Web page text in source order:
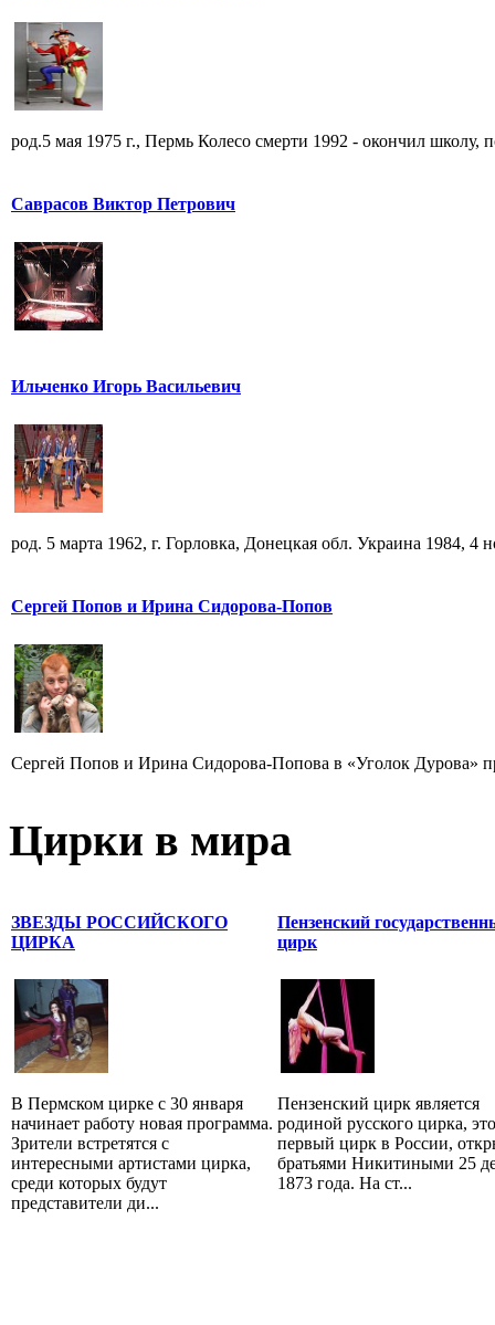
род.5 мая 1975 г., Пермь Колесо смерти 1992 - окончил школу,
Саврасов Виктор Петрович
Ильченко Игорь Васильевич
род. 5 марта 1962, г. Горловка, Донецкая обл. Украина 1984, 4
Сергей Попов и Ирина Сидорова-Попов
Сергей Попов и Ирина Сидорова-Попова в «Уголок Дурова»
Цирки в мира
ЗВЕЗДЫ РОССИЙСКОГО
ЦИРКА
В Пермском цирке с 30 января
начинает работу новая программа.
Зрители встретятся с
интересными артистами цирка,
среди которых будут
представители ди...
Пензенский
цирк
Пензенский цирк является
родиной русского цирка,
первый цирк в России,
братьями Никитиными 25
1873 года. На ст...